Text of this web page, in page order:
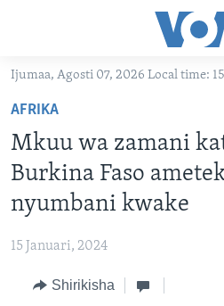
Nenda
kuu
Nenda
katika
urambazaji
Nenda
tafuta
TANZANIA
JAMHURI YA KIDEMOKRASIA YA
UGANDA
BURUNDI
VIDEO
DUNIANI LEO
MAISHA NA AFYA
MATANGAZO YETU
ALFAJIRI 0300 UTC
JIONI 1630 UTC
KWA UNDANI 1800 UTC
JARIDA LA WIKIENDI
Ijumaa, Agosti 07, 2026 Local time:
AFRIKA
Mkuu wa zamani
Burkina Faso
nyumbani kwake
15 Januari, 2024
Shirikisha